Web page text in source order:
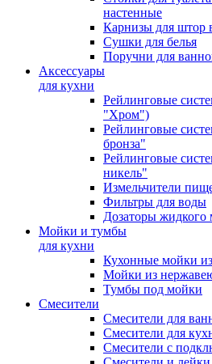
настенные
Карнизы для штор
Сушки для белья
Поручни для
Аксессуары
для кухни
Рейлинговые
"Хром")
Рейлинговые
бронза"
Рейлинговые
никель"
Измельчители
Фильтры для воды
Дозаторы жидкого
Мойки и тумбы
для кухни
Кухонные мойки
Мойки из
Тумбы под мойки
Смесители
Смесители для
Смесители для
Смесители с